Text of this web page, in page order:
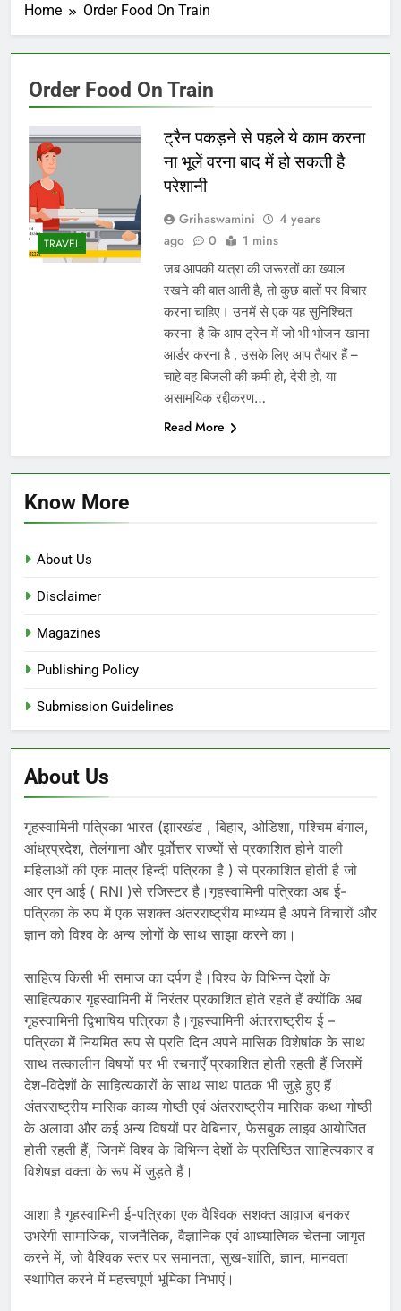
Home Order Food On Train
Order Food On Train
TRAVEL
ट्रैन पकड़ने से पहले ये काम करना
ना भूलें वरना बाद में हो सकती है
परेशानी
Grihaswamini
4 years
ago
0 1 mins
जब आपकी यात्रा की जरूरतों का ख्याल
रखने की बात आती है, तो कुछ बातों पर विचार
करना चाहिए। उनमें से एक यह सुनिश्चित
करना है कि आप ट्रेन में जो भी भोजन खाना
आर्डर करना है , उसके लिए आप तैयार हैं –
चाहे वह बिजली की कमी हो, देरी हो, या
असामयिक रद्दीकरण…
Read More
Know More
About Us
Disclaimer
Magazines
Publishing Policy
Submission Guidelines
About Us
गृहस्वामिनी पत्रिका भारत (झारखंड , बिहार, ओडिशा, पश्चिम बंगाल,
आंध्रप्रदेश, तेलंगाना और पूर्वोत्तर राज्यों से प्रकाशित होने वाली
महिलाओं की एक मात्र हिन्दी पत्रिका है ) से प्रकाशित होती है जो
आर एन आई ( RNI )से रजिस्टर है।गृहस्वामिनी पत्रिका अब ई-
पत्रिका के रुप में एक सशक्त अंतरराष्ट्रीय माध्यम है अपने विचारों और
ज्ञान को विश्व के अन्य लोगों के साथ साझा करने का।
साहित्य किसी भी समाज का दर्पण है।विश्व के विभिन्न देशों के
साहित्यकार गृहस्वामिनी में निरंतर प्रकाशित होते रहते हैं क्योंकि अब
गृहस्वामिनी द्विभाषिय पत्रिका है।गृहस्वामिनी अंतरराष्ट्रीय ई –
पत्रिका में नियमित रूप से प्रति दिन अपने मासिक विशेषांक के साथ
साथ तत्कालीन विषयों पर भी रचनाएँ प्रकाशित होती रहती हैं जिसमें
देश-विदेशों के साहित्यकारों के साथ साथ पाठक भी जुड़े हुए हैं।
अंतरराष्ट्रीय मासिक काव्य गोष्ठी एवं अंतरराष्ट्रीय मासिक कथा गोष्ठी
के अलावा और कई अन्य विषयों पर वेबिनार, फेसबुक लाइव आयोजित
होती रहती हैं, जिनमें विश्व के विभिन्न देशों के प्रतिष्ठित साहित्यकार व
विशेषज्ञ वक्ता के रूप में जुड़ते हैं।
आशा है गृहस्वामिनी ई-पत्रिका एक वैश्विक सशक्त आव़ाज बनकर
उभरेगी सामाजिक, राजनैतिक, वैज्ञानिक एवं आध्यात्मिक चेतना जागृत
करने में, जो वैश्विक स्तर पर समानता, सुख-शांति, ज्ञान, मानवता
स्थापित करने में महत्त्वपूर्ण भूमिका निभाएं।